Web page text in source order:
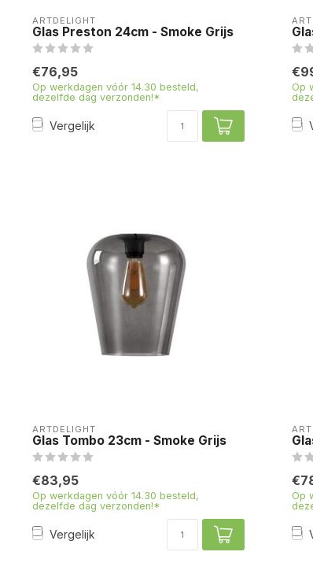
ARTDELIGHT
Glas Preston 24cm - Smoke Grijs
€76,95
Op werkdagen vóór 14.30 besteld,
dezelfde dag verzonden!*
Vergelijk
Op
ARTDELIGHT
Glas Tombo 23cm - Smoke Grijs
€83,95
Op werkdagen vóór 14.30 besteld,
dezelfde dag verzonden!*
Vergelijk
Op